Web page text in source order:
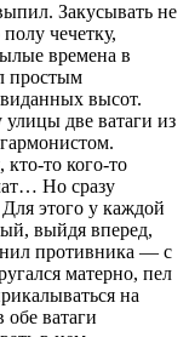
Закусывать не
чечетку,
времена в
простым
высот.
две ватаги из
то кого-то
Но сразу
этого у каждой
выйдя вперед,
противника — с
матерно, пел
на
обе ватаги